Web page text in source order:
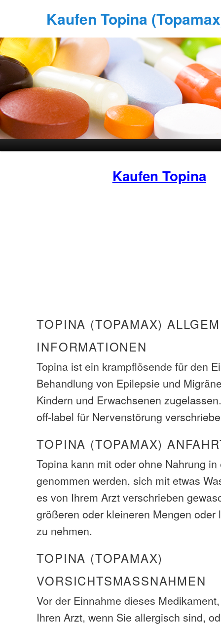
Kaufen Topina
Kaufen Topina
TOPINA (TOPAMAX)
INFORMATIONEN
Topina ist ein krampflösende für den
Behandlung von Epilepsie und
Kindern und Erwachsenen
off-label für Nervenstörung
TOPINA (TOPAMAX)
Topina kann mit oder ohne Nahrung
genommen werden, sich mit etwas
es von Ihrem Arzt verschrieben
größeren oder kleineren Mengen
zu nehmen.
TOPINA (TOPAMAX)
VORSICHTSMASSNAHMEN
Vor der Einnahme dieses
Ihren Arzt, wenn Sie allergisch sind,